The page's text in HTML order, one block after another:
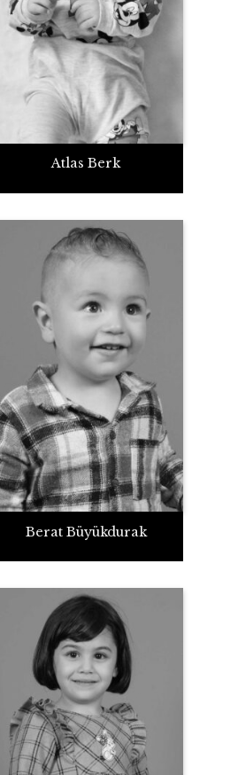
Atlas Berk
Berat Büyükdurak